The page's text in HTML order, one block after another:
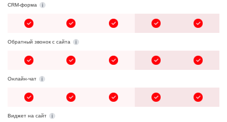
CRM-форма
Обратный звонок с сайта
Онлайн-чат
Виджет на сайт